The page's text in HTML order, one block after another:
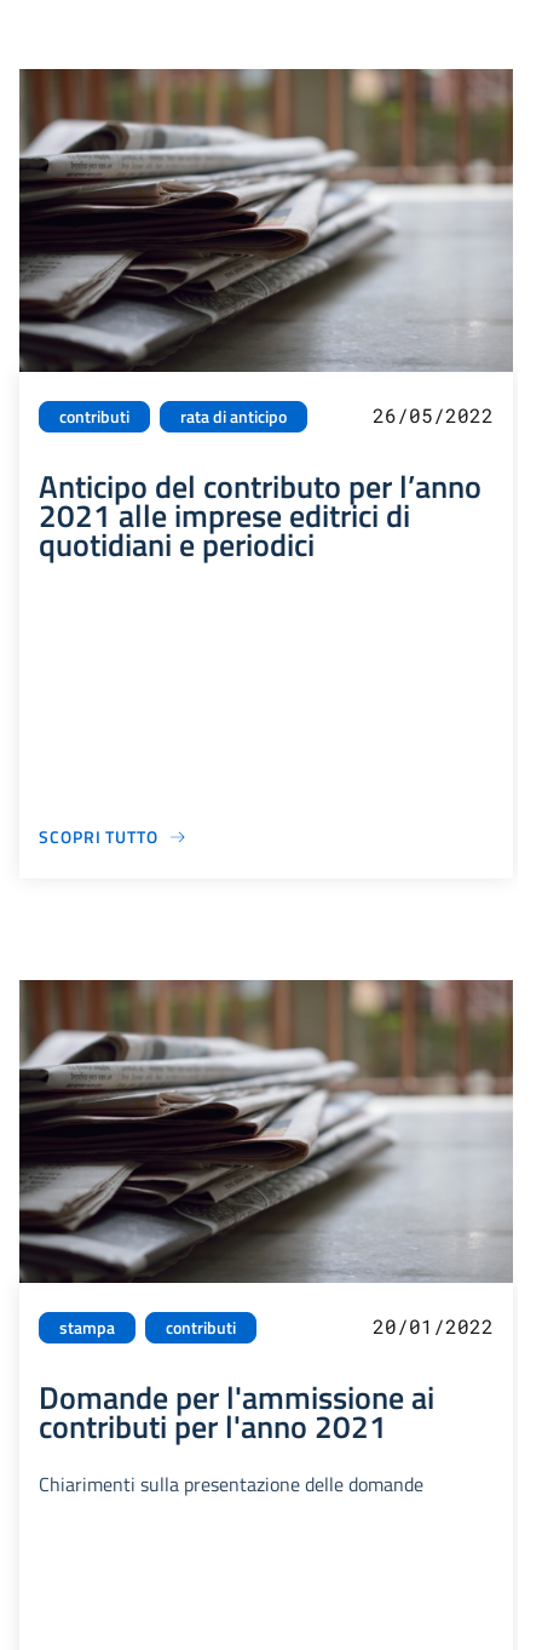
contributi rata di anticipo 26/05/2022
Anticipo del contributo per l’anno
2021 alle imprese editrici di
quotidiani e periodici
SCOPRI TUTTO
stampa contributi 20/01/2022
Domande per l'ammissione ai
contributi per l'anno 2021
Chiarimenti sulla presentazione delle domande